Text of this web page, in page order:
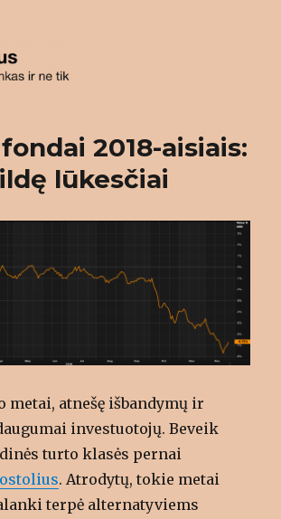
2018-aisiais:
lūkesčiai
metai, atnešę išbandymų ir
investuotojų. Beveik
turto klasės pernai
. Atrodytų, tokie metai
terpė alternatyviems